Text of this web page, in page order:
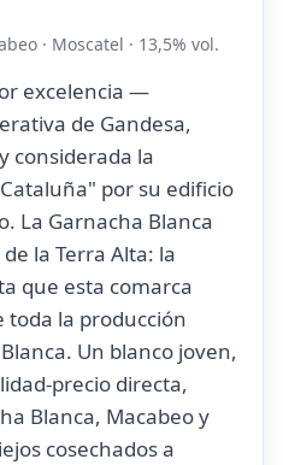
· Moscatel · 13,5% vol.
excelencia —
de Gandesa,
considerada la
por su edificio
La Garnacha Blanca
la Terra Alta: la
que esta comarca
toda la producción
Un blanco joven,
precio directa,
Blanca, Macabeo y
cosechados a